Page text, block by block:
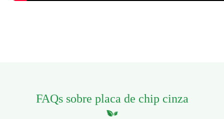
FAQs sobre placa de chip cinza